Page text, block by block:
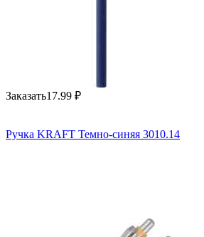
Заказать17.99 ₽
Ручка KRAFT Темно-синяя 3010.14